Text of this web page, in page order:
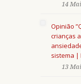
14
Opinião
crianças
sistema |
13